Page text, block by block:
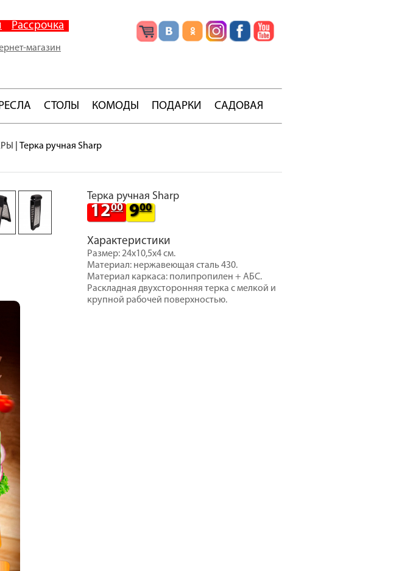
Рассрочка
магазин
СТОЛЫ КОМОДЫ ПОДАРКИ САДОВАЯ
Терка ручная Sharp
Терка ручная Sharp
1200 900
Характеристики
Размер: 24x10,5x4 см.
Материал: нержавеющая сталь 430.
Материал каркаса: полипропилен + АБС.
Раскладная двухсторонняя терка с мелкой и
крупной рабочей поверхностью.